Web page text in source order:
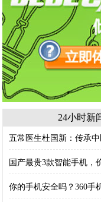
24小时新
五常医生杜国新：传承
国产最贵3款智能手机，
你的手机安全吗？360手